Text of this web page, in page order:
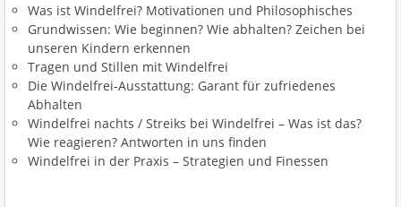
Was ist Windelfrei? Motivationen und Philosophisches
Grundwissen: Wie beginnen? Wie abhalten? Zeichen bei
unseren Kindern erkennen
Tragen und Stillen mit Windelfrei
Die Windelfrei-Ausstattung: Garant für zufriedenes
Abhalten
Windelfrei nachts / Streiks bei Windelfrei – Was ist das?
Wie reagieren? Antworten in uns finden
Windelfrei in der Praxis – Strategien und Finessen